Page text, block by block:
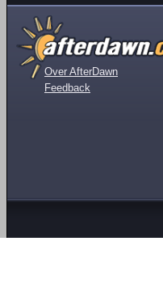
Over AfterDawn
Feedback